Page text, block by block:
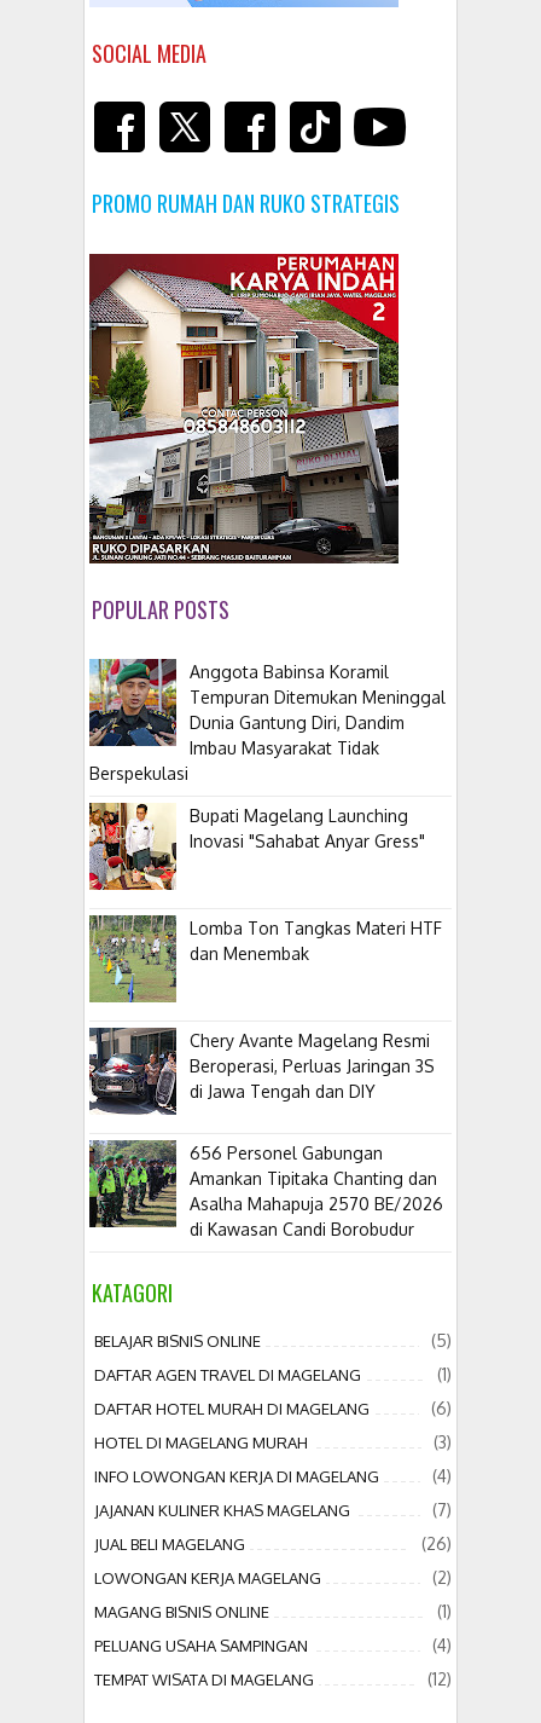
SOCIAL MEDIA
PROMO RUMAH DAN RUKO STRATEGIS
POPULAR POSTS
Anggota Babinsa Koramil
Tempuran Ditemukan Meninggal
Dunia Gantung Diri, Dandim
Imbau Masyarakat Tidak
Berspekulasi
Bupati Magelang Launching
Inovasi "Sahabat Anyar Gress"
Lomba Ton Tangkas Materi HTF
dan Menembak
​Chery Avante Magelang Resmi
Beroperasi, Perluas Jaringan 3S
di Jawa Tengah dan DIY
656 Personel Gabungan
Amankan Tipitaka Chanting dan
Asalha Mahapuja 2570 BE/2026
di Kawasan Candi Borobudur
KATAGORI
BELAJAR BISNIS ONLINE (5)
DAFTAR AGEN TRAVEL DI MAGELANG (1)
DAFTAR HOTEL MURAH DI MAGELANG (6)
HOTEL DI MAGELANG MURAH (3)
INFO LOWONGAN KERJA DI MAGELANG (4)
JAJANAN KULINER KHAS MAGELANG (7)
JUAL BELI MAGELANG (26)
LOWONGAN KERJA MAGELANG (2)
MAGANG BISNIS ONLINE (1)
PELUANG USAHA SAMPINGAN (4)
TEMPAT WISATA DI MAGELANG (12)